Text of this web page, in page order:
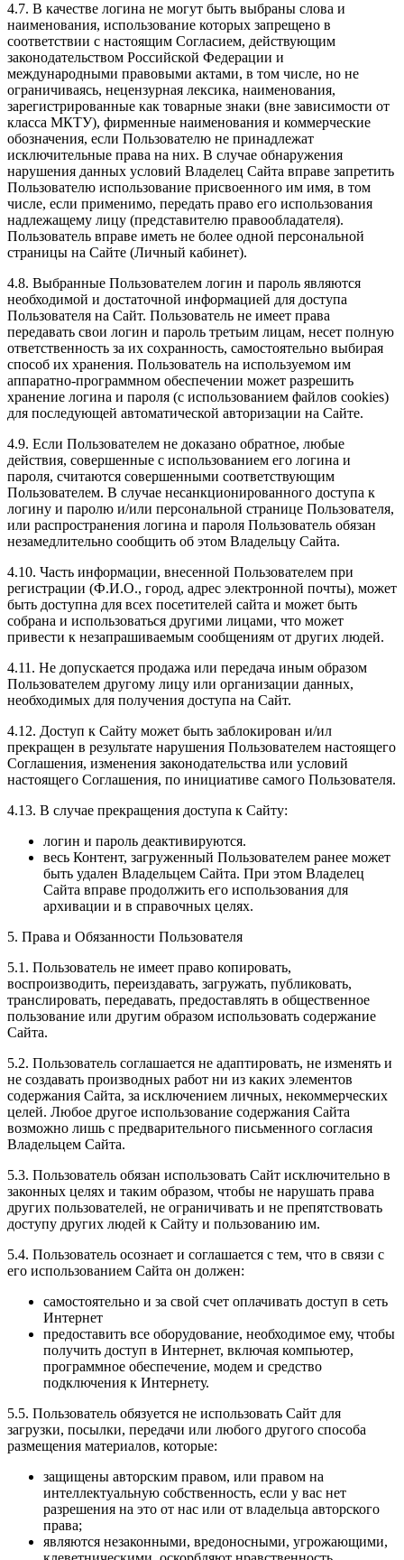
4.7. В качестве логина не могут быть выбраны слова и
наименования, использование которых запрещено в
соответствии с настоящим Согласием, действующим
законодательством Российской Федерации и
международными правовыми актами, в том числе, но не
ограничиваясь, нецензурная лексика, наименования,
зарегистрированные как товарные знаки (вне зависимости от
класса МКТУ), фирменные наименования и коммерческие
обозначения, если Пользователю не принадлежат
исключительные права на них. В случае обнаружения
нарушения данных условий Владелец Сайта вправе запретить
Пользователю использование присвоенного им имя, в том
числе, если применимо, передать право его использования
надлежащему лицу (представителю правообладателя).
Пользователь вправе иметь не более одной персональной
страницы на Сайте (Личный кабинет).
4.8. Выбранные Пользователем логин и пароль являются
необходимой и достаточной информацией для доступа
Пользователя на Сайт. Пользователь не имеет права
передавать свои логин и пароль третьим лицам, несет полную
ответственность за их сохранность, самостоятельно выбирая
способ их хранения. Пользователь на используемом им
аппаратно-программном обеспечении может разрешить
хранение логина и пароля (с использованием файлов cookies)
для последующей автоматической авторизации на Сайте.
4.9. Если Пользователем не доказано обратное, любые
действия, совершенные с использованием его логина и
пароля, считаются совершенными соответствующим
Пользователем. В случае несанкционированного доступа к
логину и паролю и/или персональной странице Пользователя,
или распространения логина и пароля Пользователь обязан
незамедлительно сообщить об этом Владельцу Сайта.
4.10. Часть информации, внесенной Пользователем при
регистрации (Ф.И.О., город, адрес электронной почты), может
быть доступна для всех посетителей сайта и может быть
собрана и использоваться другими лицами, что может
привести к незапрашиваемым сообщениям от других людей.
4.11. Не допускается продажа или передача иным образом
Пользователем другому лицу или организации данных,
необходимых для получения доступа на Сайт.
4.12. Доступ к Сайту может быть заблокирован и/ил
прекращен в результате нарушения Пользователем настоящего
Соглашения, изменения законодательства или условий
настоящего Соглашения, по инициативе самого Пользователя.
4.13. В случае прекращения доступа к Сайту:
логин и пароль деактивируются.
весь Контент, загруженный Пользователем ранее может
быть удален Владельцем Сайта. При этом Владелец
Сайта вправе продолжить его использования для
архивации и в справочных целях.
5. Права и Обязанности Пользователя
5.1. Пользователь не имеет право копировать,
воспроизводить, переиздавать, загружать, публиковать,
транслировать, передавать, предоставлять в общественное
пользование или другим образом использовать содержание
Сайта.
5.2. Пользователь соглашается не адаптировать, не изменять и
не создавать производных работ ни из каких элементов
содержания Сайта, за исключением личных, некоммерческих
целей. Любое другое использование содержания Сайта
возможно лишь с предварительного письменного согласия
Владельцем Сайта.
5.3. Пользователь обязан использовать Сайт исключительно в
законных целях и таким образом, чтобы не нарушать права
других пользователей, не ограничивать и не препятствовать
доступу других людей к Сайту и пользованию им.
5.4. Пользователь осознает и соглашается с тем, что в связи с
его использованием Сайта он должен:
самостоятельно и за свой счет оплачивать доступ в сеть
Интернет
предоставить все оборудование, необходимое ему, чтобы
получить доступ в Интернет, включая компьютер,
программное обеспечение, модем и средство
подключения к Интернету.
5.5. Пользователь обязуется не использовать Сайт для
загрузки, посылки, передачи или любого другого способа
размещения материалов, которые:
защищены авторским правом, или правом на
интеллектуальную собственность, если у вас нет
разрешения на это от нас или от владельца авторского
права;
являются незаконными, вредоносными, угрожающими,